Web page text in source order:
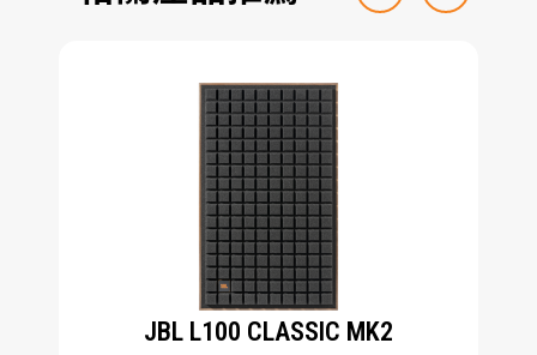
JBL L100 CLASSIC MK2